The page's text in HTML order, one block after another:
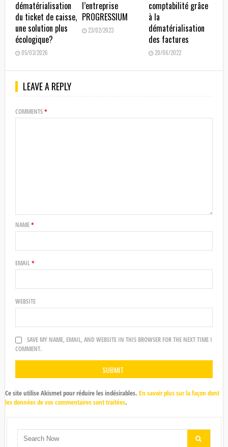
dématérialisation
du ticket de caisse,
une solution plus
écologique?
05/03/2026
l’entreprise
PROGRESSIUM
23/02/2023
comptabilité grâce
à la
dématérialisation
des factures
20/06/2022
LEAVE A REPLY
COMMENTS*
NAME*
EMAIL*
WEBSITE
SAVE MY NAME, EMAIL, AND WEBSITE IN THIS BROWSER FOR THE NEXT TIME I
COMMENT.
Ce site utilise Akismet pour réduire les indésirables. En savoir plus sur la façon dont
les données de vos commentaires sont traitées.